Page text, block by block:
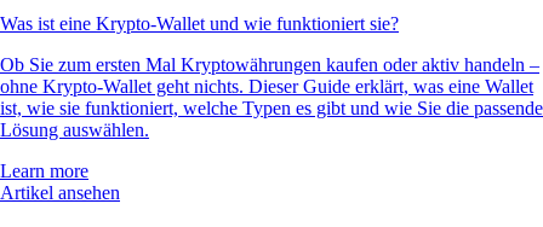
Was ist eine Krypto-Wallet und wie funktioniert sie?
Ob Sie zum ersten Mal Kryptowährungen kaufen oder aktiv handeln –
ohne Krypto-Wallet geht nichts. Dieser Guide erklärt, was eine Wallet
ist, wie sie funktioniert, welche Typen es gibt und wie Sie die passende
Lösung auswählen.
Learn more
Artikel ansehen